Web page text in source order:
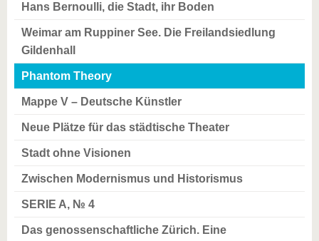
Hans Bernoulli, die Stadt, ihr Boden
Weimar am Ruppiner See. Die Freilandsiedlung
Gildenhall
Phantom Theory
Mappe V – Deutsche Künstler
Neue Plätze für das städtische Theater
Stadt ohne Visionen
Zwischen Modernismus und Historismus
SERIE A, № 4
Das genossenschaftliche Zürich. Eine